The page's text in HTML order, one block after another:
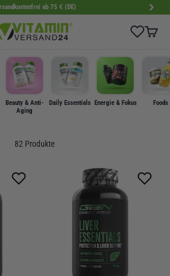
ab 75 € (DE)
Wishlist
Beauty & Anti-
Aging
Daily Essentials Energie & Fokus Foods
82 Produkte